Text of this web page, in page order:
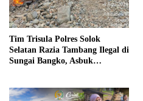
Tim Trisula Polres Solok
Selatan Razia Tambang Ilegal di
Sungai Bangko, Asbuk